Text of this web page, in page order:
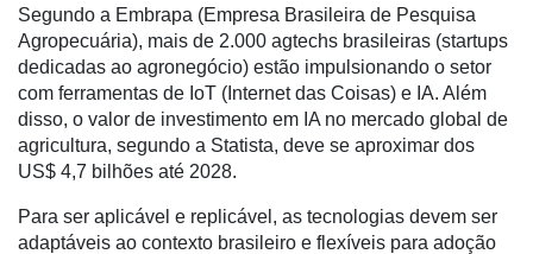
Netrin
Néctar
Tecprime
Agro
Way
Consulting
Segundo a Embrapa (Empresa Brasileira de Pesquisa
Agropecuária), mais de 2.000 agtechs brasileiras (startups
dedicadas ao agronegócio) estão impulsionando o setor
com ferramentas de IoT (Internet das Coisas) e IA. Além
disso, o valor de investimento em IA no mercado global de
agricultura, segundo a Statista, deve se aproximar dos
US$ 4,7 bilhões até 2028.
Para ser aplicável e replicável, as tecnologias devem ser
adaptáveis ao contexto brasileiro e flexíveis para adoção